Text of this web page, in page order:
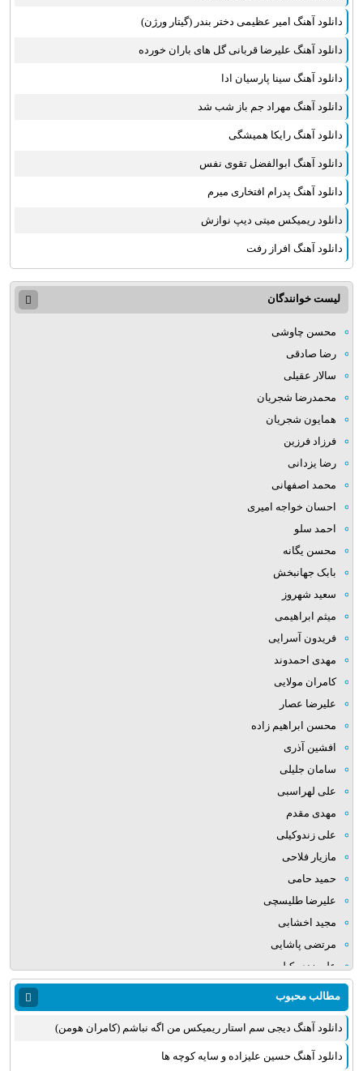
دانلود آهنگ امیر عظیمی دختر بندر (گیتار ورژن)
دانلود آهنگ علیرضا قربانی گل های باران خورده
دانلود آهنگ سینا پارسیان ادا
دانلود آهنگ مهراد جم باز شب شد
دانلود آهنگ رایکا همیشگی
دانلود آهنگ ابوالفضل تقوی نفس
دانلود آهنگ پدرام افتخاری میرم
دانلود ریمیکس میتی دیپ نوازش
دانلود آهنگ افراز رفت
لیست خوانندگان
محسن چاوشی
رضا صادقی
سالار عقیلی
محمدرضا شجریان
همایون شجریان
فرزاد فرزین
رضا یزدانی
محمد اصفهانی
احسان خواجه امیری
احمد سلو
محسن یگانه
بابک جهانبخش
سعید شهروز
میثم ابراهیمی
فریدون آسرایی
مهدی احمدوند
کامران مولایی
علیرضا عصار
محسن ابراهیم زاده
افشین آذری
سامان جلیلی
علی لهراسبی
مهدی مقدم
علی زندوکیلی
مازیار فلاحی
حمید حامی
علیرضا طلیسچی
مجید اخشابی
مرتضی پاشایی
علی زند وکیلی
میلاد بابایی
مهدی یراحی
روزبه نعمت الهی
عماد طالب زاده
مطالب محبوب
دانلود آهنگ دیجی سم استار ریمیکس من اگه نباشم (کامران هومن)
دانلود آهنگ حسین علیزاده و سایه کوچه ها